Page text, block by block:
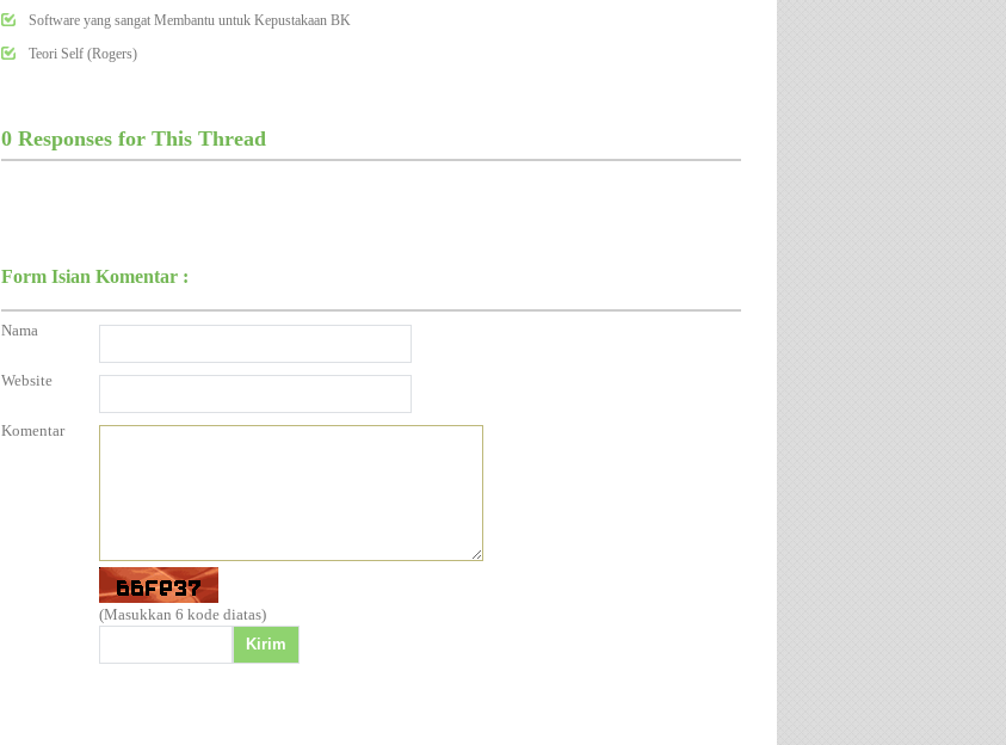
Software yang sangat Membantu untuk Kepustakaan BK
Teori Self (Rogers)
0 Responses for This Thread
Form Isian Komentar :
Nama
Website
Komentar
(Masukkan 6 kode diatas)